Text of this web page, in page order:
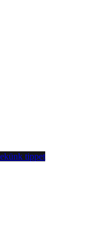
tippet